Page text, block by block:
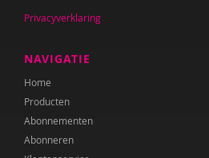
Privacyverklaring
NAVIGATIE
Home
Producten
Abonnementen
Abonneren